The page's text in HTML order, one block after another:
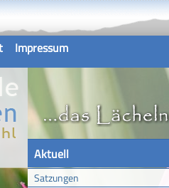
Impressum
Aktuell
Satzungen